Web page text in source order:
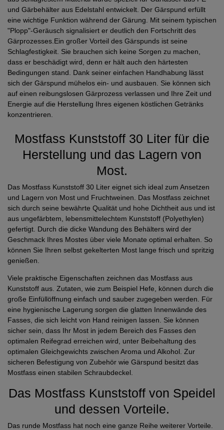
und Gärbehälter aus Edelstahl entwickelt. Der Gärspund erfüllt
eine wichtige Funktion während der Gärung. Mit seinem typischen
"Plopp"-Geräusch signalisiert er deutlich den Fortschritt des
Gärprozesses.Ein großer Vorteil des Gärspunds ist seine
Schlagfestigkeit. Sie brauchen sich keine Sorgen zu machen,
dass er beschädigt wird, denn er hält auch den härtesten
Bedingungen stand. Dank seiner einfachen Handhabung lässt
sich der Gärspund mühelos ein- und ausbauen. Sie können sich
auf einen reibungslosen Gärprozess verlassen und Ihre Zeit und
Energie auf die Herstellung Ihres eigenen köstlichen Getränks
konzentrieren.
Mostfass Kunststoff 30 Liter für die
Herstellung und das Lagern von
Most.
Das Mostfass Kunststoff 30 Liter eignet sich ideal zum Ansetzen
und Lagern von Most und Fruchtweinen. Das Mostfass zeichnet
sich durch seine bewährte Qualität und hohe Dichtheit aus und ist
aus ungefärbtem, lebensmittelechtem Kunststoff (Polyethylen)
gefertigt. Durch die dicke Wandung des Behälters wird der
Geschmack Ihres Mostes über viele Monate optimal erhalten. So
können Sie Ihren selbst gekelterten Most lange frisch und spritzig
genießen.
Viele praktische Eigenschaften zeichnen das Mostfass aus
Kunststoff aus. Zutaten, wie zum Beispiel Hefe, können durch die
große Einfüllöffnung einfach und sauber zugegeben werden. Für
eine hygienische Lagerung sorgen die glatten Innenwände des
Fasses, die sich leicht von Hand reinigen lassen. Sie können
sicher sein, dass Ihr Most in jedem Bereich des Fasses den
optimalen Reifegrad erreichen wird, unter Beibehaltung des
optimalen Gleichgewichts zwischen Aroma und Alkohol. Zur
sicheren Befestigung von Zubehör wie Gärspund besitzt das
Mostfass einen stabilen Schraubdeckel.
Das Mostfass Kunststoff von Speidel
und dessen Vorteile.
Das runde Mostfass hat noch eine ganze Reihe weiterer Vorteile.